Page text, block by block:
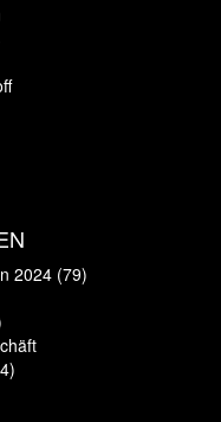
2024 (79)